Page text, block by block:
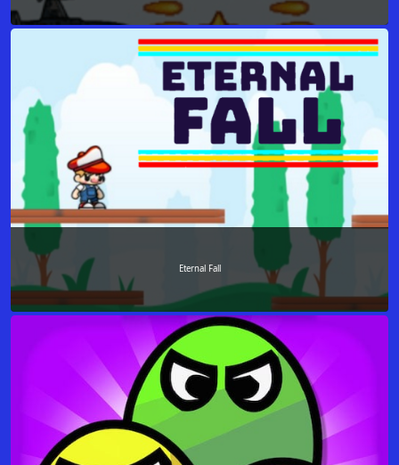
Eternal Fall